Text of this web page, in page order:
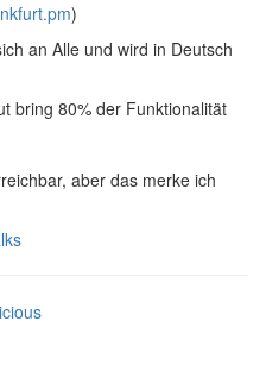
)
an Alle und wird in Deutsch
bring 80% der Funktionalität
aber das merke ich